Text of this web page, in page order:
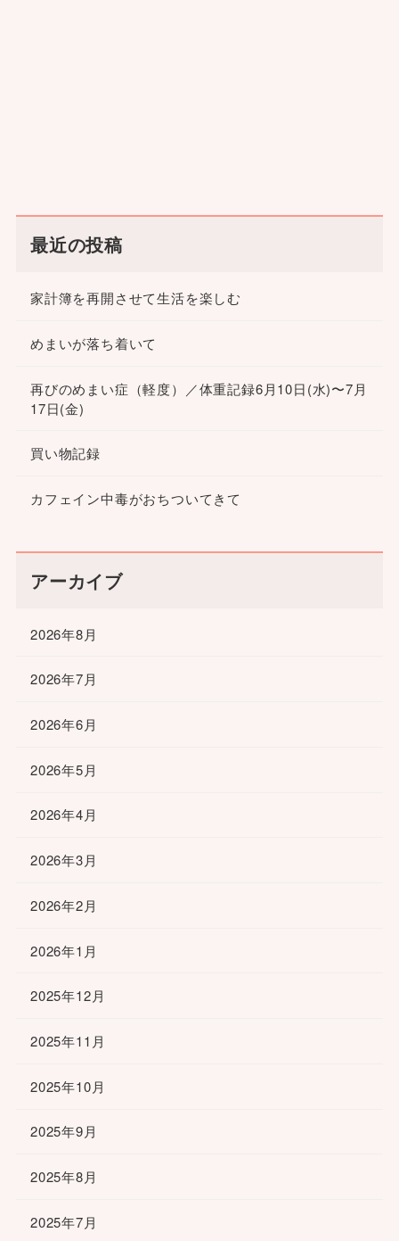
最近の投稿
家計簿を再開させて生活を楽しむ
めまいが落ち着いて
再びのめまい症（軽度）／体重記録6月10日(水)〜7月
17日(金)
買い物記録
カフェイン中毒がおちついてきて
アーカイブ
2026年8月
2026年7月
2026年6月
2026年5月
2026年4月
2026年3月
2026年2月
2026年1月
2025年12月
2025年11月
2025年10月
2025年9月
2025年8月
2025年7月